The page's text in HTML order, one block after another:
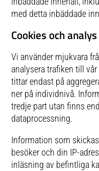
med detta inbäddade
Cookies och
Vi använder mjukvara
analysera trafiken till
tittar endast på
ner på individnivå.
tredje part utan finns
dataprocessning.
Information som
besöker och din IP-
inläsning av befintliga